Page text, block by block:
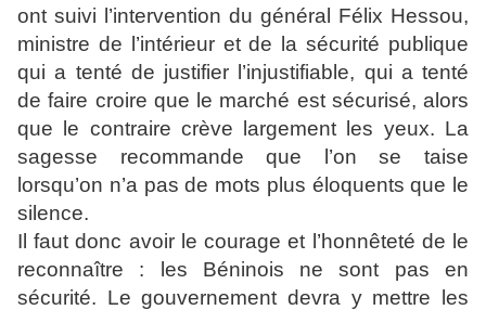
ont suivi l’intervention du général Félix Hessou,
ministre de l’intérieur et de la sécurité publique
qui a tenté de justifier l’injustifiable, qui a tenté
de faire croire que le marché est sécurisé, alors
que le contraire crève largement les yeux. La
sagesse recommande que l’on se taise
lorsqu’on n’a pas de mots plus éloquents que le
silence.
Il faut donc avoir le courage et l’honnêteté de le
reconnaître : les Béninois ne sont pas en
sécurité. Le gouvernement devra y mettre les